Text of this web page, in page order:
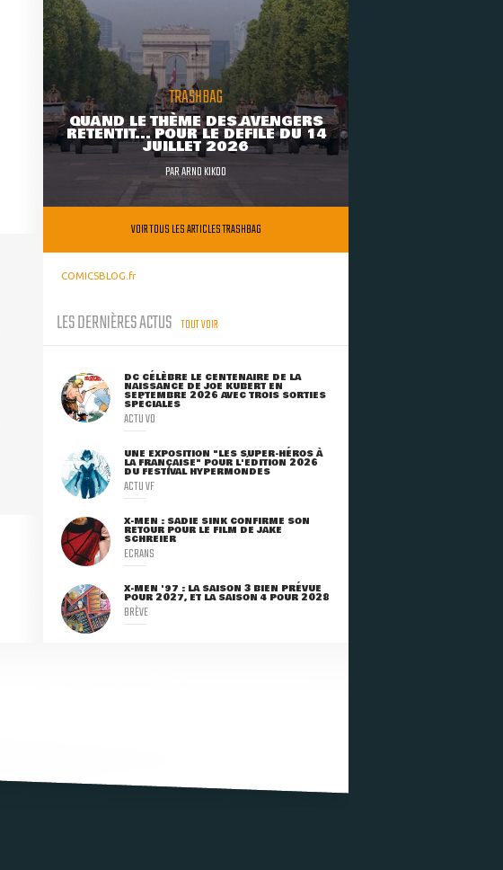
TRASHBAG
QUAND LE THÈME DES AVENGERS
RETENTIT... POUR LE DÉFILÉ DU 14
JUILLET 2026
PARARNO KIKOO
VOIR TOUS LES ARTICLES TRASHBAG
COMICSBLOG.fr
LES DERNIÈRES ACTUS TOUT VOIR
DC CÉLÈBRE LE CENTENAIRE DE LA
NAISSANCE DE JOE KUBERT EN
SEPTEMBRE 2026 AVEC TROIS SORTIES
SPÉCIALES
ACTU VO
UNE EXPOSITION "LES SUPER-HÉROS À
LA FRANÇAISE" POUR L'ÉDITION 2026
DU FESTIVAL HYPERMONDES
ACTU VF
X-MEN : SADIE SINK CONFIRME SON
RETOUR POUR LE FILM DE JAKE
SCHREIER
ECRANS
X-MEN '97 : LA SAISON 3 BIEN PRÉVUE
POUR 2027, ET LA SAISON 4 POUR 2028
BRÈVE